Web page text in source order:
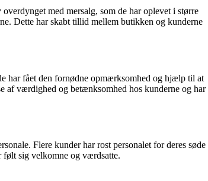
med mersalg, som de har oplevet i større
Dette har skabt tillid mellem butikken og kunderne
har fået den fornødne opmærksomhed og hjælp til at
af værdighed og betænksomhed hos kunderne og har
Flere kunder har rost personalet for deres søde
følt sig velkomne og værdsatte.